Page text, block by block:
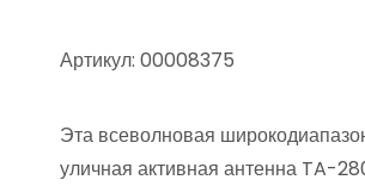
Артикул: 00008375
Эта всеволновая
уличная активная антенна TA-